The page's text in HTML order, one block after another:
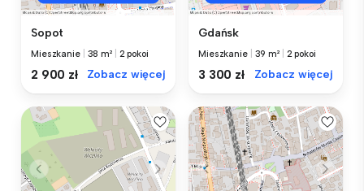
Sopot
Mieszkanie 38 m² 2 pokoi
2 900 zł Zobacz więcej
Gdańsk
Mieszkanie 39 m² 2 pokoi
3 300 zł Zobacz więcej